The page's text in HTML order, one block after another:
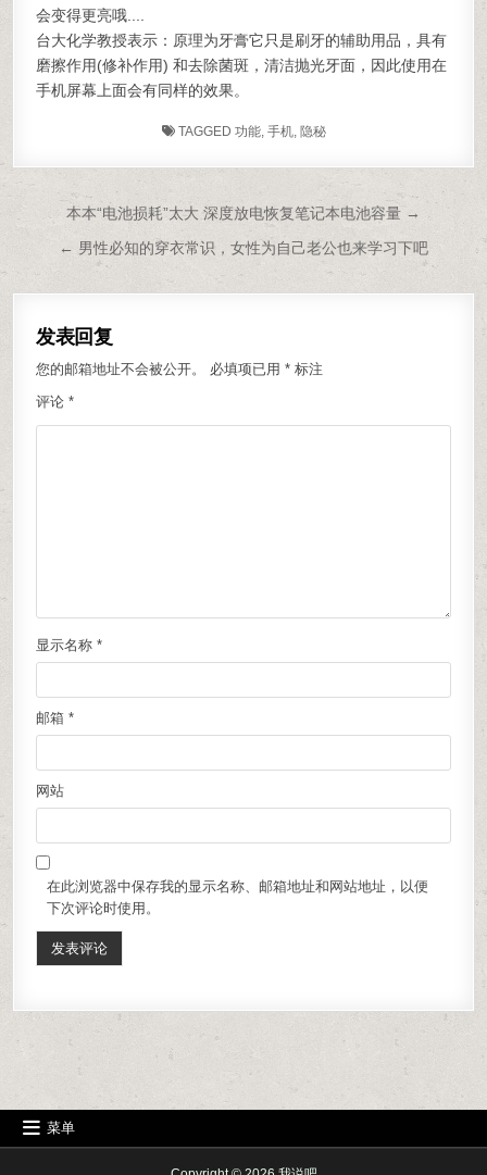
会变得更亮哦....
台大化学教授表示：原理为牙膏它只是刷牙的辅助用品，具有
磨擦作用(修补作用) 和去除菌斑，清洁抛光牙面，因此使用在
手机屏幕上面会有同样的效果。
TAGGED 功能, 手机, 隐秘
文章导航
本本“电池损耗”太大 深度放电恢复笔记本电池容量 →
← 男性必知的穿衣常识，女性为自己老公也来学习下吧
发表回复
您的邮箱地址不会被公开。 必填项已用* 标注
评论*
显示名称*
邮箱*
网站
在此浏览器中保存我的显示名称、邮箱地址和网站地址，以便
下次评论时使用。
菜单